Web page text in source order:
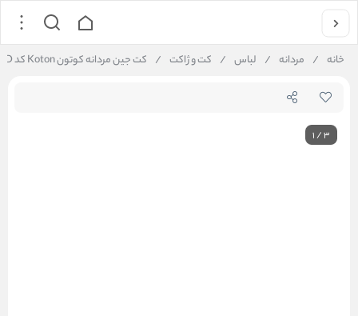
خانه / مردانه / لباس / کت و ژاکت / کت جین مردانه کوتون Koton کد 5SAM50003ND
1/3